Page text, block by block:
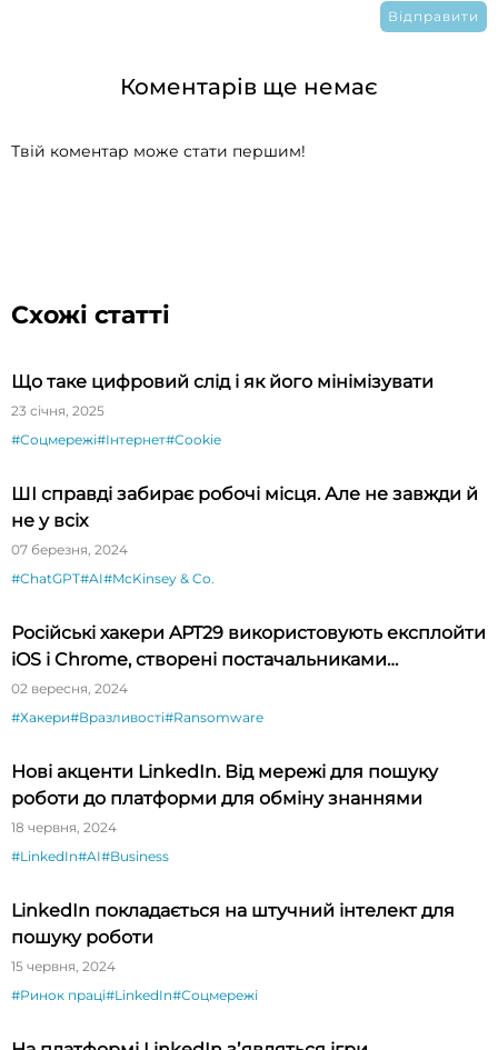
Коментарів ще немає
Твій коментар може стати першим!
Схожі статті
Що таке цифровий слід і як його мінімізувати
23 січня, 2025
#Соцмережі#Інтернет#Cookie
ШІ справді забирає робочі місця. Але не завжди й
не у всіх
07 березня, 2024
#ChatGPT#AI#McKinsey & Co.
Російські хакери APT29 використовують експлойти
iOS і Chrome, створені постачальниками
шпигунського ПЗ
02 вересня, 2024
#Хакери#Вразливості#Ransomware
Нові акценти LinkedIn. Від мережі для пошуку
роботи до платформи для обміну знаннями
18 червня, 2024
#LinkedIn#AI#Business
LinkedIn покладається на штучний інтелект для
пошуку роботи
15 червня, 2024
#Ринок праці#LinkedIn#Соцмережі